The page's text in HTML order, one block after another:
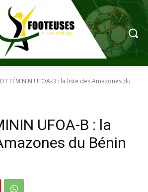
FÉMININ UFOA-B : la liste des Amazones du
UFOA-B : la
du Bénin